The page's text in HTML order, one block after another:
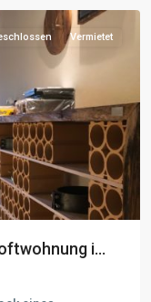
Vermietet
i...